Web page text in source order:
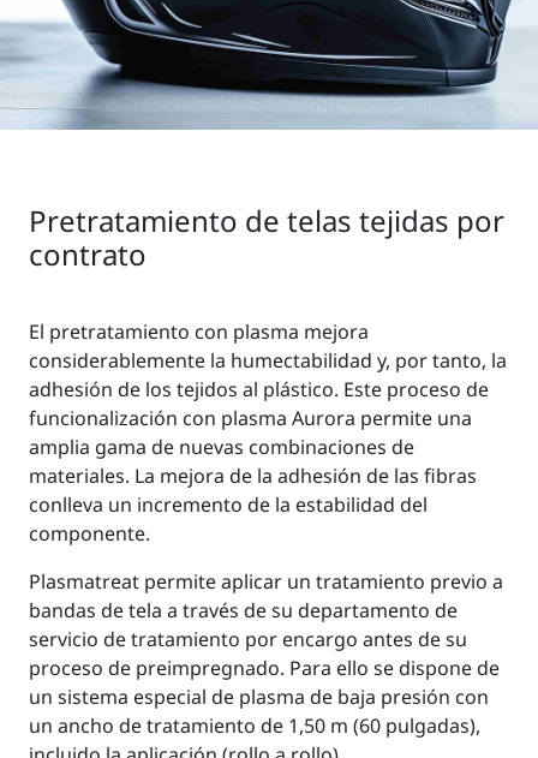
Pretratamiento de telas tejidas por
contrato
El pretratamiento con plasma mejora
considerablemente la humectabilidad y, por tanto, la
adhesión de los tejidos al plástico. Este proceso de
funcionalización con plasma Aurora permite una
amplia gama de nuevas combinaciones de
materiales. La mejora de la adhesión de las fibras
conlleva un incremento de la estabilidad del
componente.
Plasmatreat permite aplicar un tratamiento previo a
bandas de tela a través de su departamento de
servicio de tratamiento por encargo antes de su
proceso de preimpregnado. Para ello se dispone de
un sistema especial de plasma de baja presión con
un ancho de tratamiento de 1,50 m (60 pulgadas),